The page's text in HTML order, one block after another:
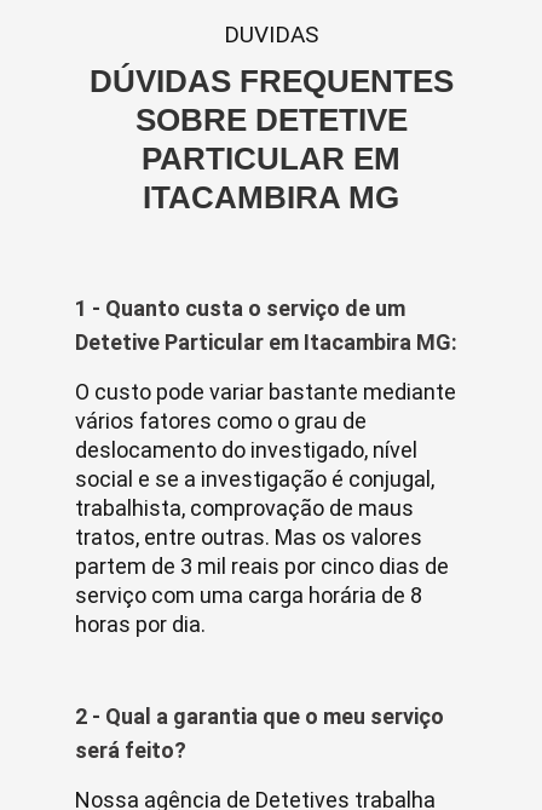
DUVIDAS
DÚVIDAS FREQUENTES
SOBRE DETETIVE
PARTICULAR EM
ITACAMBIRA MG
1 - Quanto custa o serviço de um
Detetive Particular em Itacambira MG:
O custo pode variar bastante mediante
vários fatores como o grau de
deslocamento do investigado, nível
social e se a investigação é conjugal,
trabalhista, comprovação de maus
tratos, entre outras. Mas os valores
partem de 3 mil reais por cinco dias de
serviço com uma carga horária de 8
horas por dia.
2 - Qual a garantia que o meu serviço
será feito?
Nossa agência de Detetives trabalha